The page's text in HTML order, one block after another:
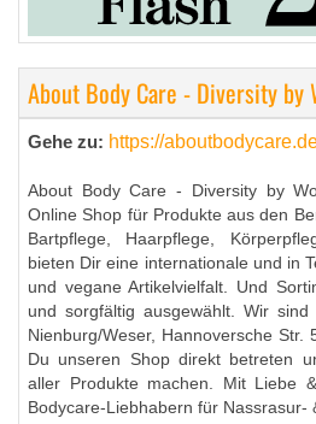
About Body Care - Diversity by
Gehe zu: https://
About Body Care - Diversity by
Online Shop für Produkte aus den
Bartpflege, Haarpflege,
bieten Dir eine internationale und in
und vegane Artikelvielfalt. Und
und sorgfältig ausgewählt. Wir
Nienburg/Weser, Hannoversche Str.
Du unseren Shop direkt betreten
aller Produkte machen. Mit Liebe
Bodycare-Liebhabern für Nassrasur-